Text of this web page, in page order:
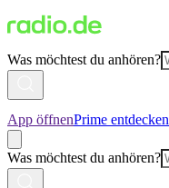
Was möchtest du anhören?
App öffnenPrime entdecken
Was möchtest du anhören?